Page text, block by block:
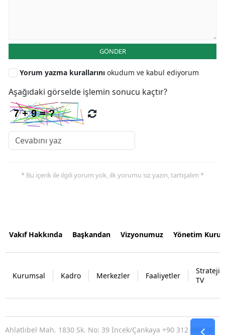
GÖNDER
Yorum yazma kurallarını okudum ve kabul ediyorum
Aşağıdaki görselde işlemin sonucu kaçtır?
* Bu içerik ile ilgili yorum yok, ilk yorumu siz yazın, tartışalım *
Vakıf Hakkında Başkandan Vizyonumuz Yönetim
Kurumsal Kadro Merkezler Faaliyetler
Strateji
TV
Ahlatlıbel Mah. 1830 Sk. No: 39 İncek/Çankaya +90 312 489 18